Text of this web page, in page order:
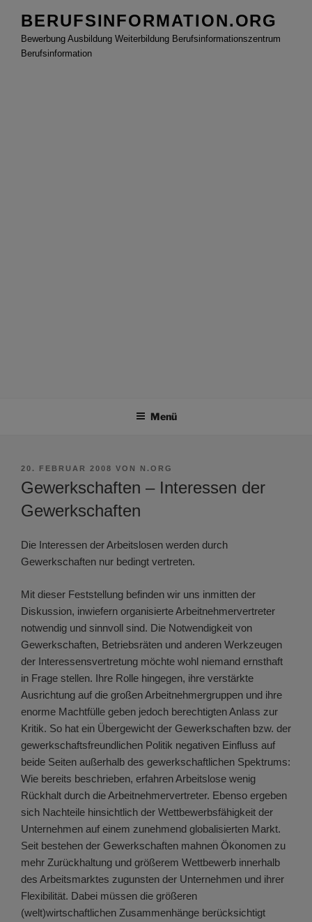
Inhalt
springen
BERUFSINFORMATION.ORG
Bewerbung Ausbildung Weiterbildung Berufsinformationszentrum
Berufsinformation
Menü
VERÖFFENTLICHT
AM
20. FEBRUAR 2008 VON N.ORG
Gewerkschaften – Interessen der
Gewerkschaften
Die Interessen der Arbeitslosen werden durch
Gewerkschaften nur bedingt vertreten.
Mit dieser Feststellung befinden wir uns inmitten der
Diskussion, inwiefern organisierte Arbeitnehmervertreter
notwendig und sinnvoll sind. Die Notwendigkeit von
Gewerkschaften, Betriebsräten und anderen Werkzeugen
der Interessensvertretung möchte wohl niemand ernsthaft
in Frage stellen. Ihre Rolle hingegen, ihre verstärkte
Ausrichtung auf die großen Arbeitnehmergruppen und ihre
enorme Machtfülle geben jedoch berechtigten Anlass zur
Kritik. So hat ein Übergewicht der Gewerkschaften bzw. der
gewerkschaftsfreundlichen Politik negativen Einfluss auf
beide Seiten außerhalb des gewerkschaftlichen Spektrums:
Wie bereits beschrieben, erfahren Arbeitslose wenig
Rückhalt durch die Arbeitnehmervertreter. Ebenso ergeben
sich Nachteile hinsichtlich der Wettbewerbsfähigkeit der
Unternehmen auf einem zunehmend globalisierten Markt.
Seit bestehen der Gewerkschaften mahnen Ökonomen zu
mehr Zurückhaltung und größerem Wettbewerb innerhalb
des Arbeitsmarktes zugunsten der Unternehmen und ihrer
Flexibilität. Dabei müssen die größeren
(welt)wirtschaftlichen Zusammenhänge berücksichtigt